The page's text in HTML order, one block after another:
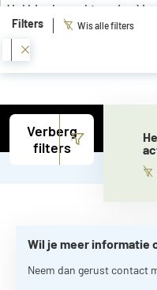
Filters Wis alle filters
Verberg
filters
Wil je meer informatie
Neem dan gerust contact